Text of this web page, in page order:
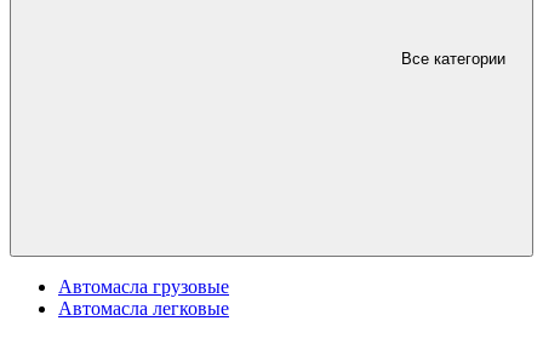
Все категории
Автомасла грузовые
Автомасла легковые